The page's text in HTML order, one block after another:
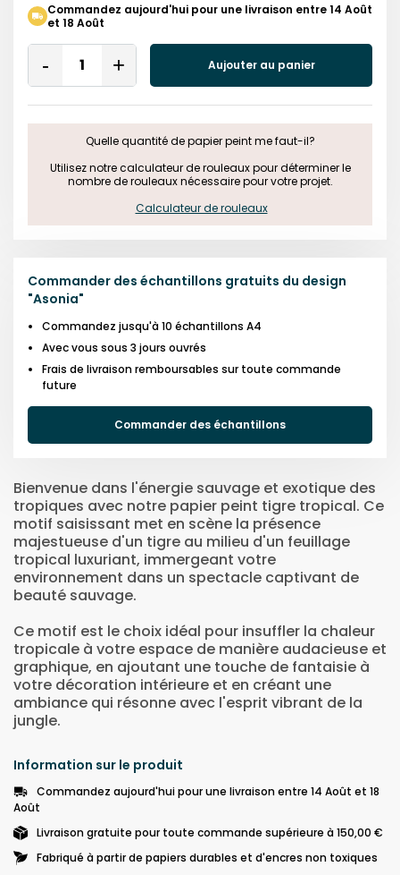
Commandez aujourd'hui pour une livraison entre 14 Août
et 18 Août
Quantity
Remove
One
Add
One
Aujouter au panier
Quelle quantité de papier peint me faut-il?
Utilisez notre calculateur de rouleaux pour déterminer le
nombre de rouleaux nécessaire pour votre projet.
Calculateur de rouleaux
Commander des échantillons gratuits du design
"Asonia"
Commandez jusqu'à 10 échantillons A4
Avec vous sous 3 jours ouvrés
Frais de livraison remboursables sur toute commande
future
Commander des échantillons
Bienvenue dans l'énergie sauvage et exotique des
tropiques avec notre papier peint tigre tropical. Ce
motif saisissant met en scène la présence
majestueuse d'un tigre au milieu d'un feuillage
tropical luxuriant, immergeant votre
environnement dans un spectacle captivant de
beauté sauvage.
Ce motif est le choix idéal pour insuffler la chaleur
tropicale à votre espace de manière audacieuse et
graphique, en ajoutant une touche de fantaisie à
votre décoration intérieure et en créant une
ambiance qui résonne avec l'esprit vibrant de la
jungle.
Information sur le produit
Commandez aujourd'hui pour une livraison entre 14 Août et 18
Août
Livraison gratuite pour toute commande supérieure à 150,00 €
Fabriqué à partir de papiers durables et d'encres non toxiques